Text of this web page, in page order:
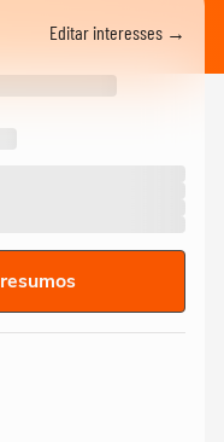
Editar interesses →